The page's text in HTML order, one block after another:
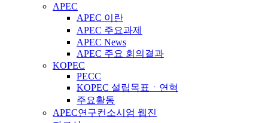
APEC
APEC 이란
APEC 주요과제
APEC News
APEC 주요 회의결과
KOPEC
PECC
KOPEC 설립목표ㆍ연혁
주요활동
APEC연구컨소시엄 웹진